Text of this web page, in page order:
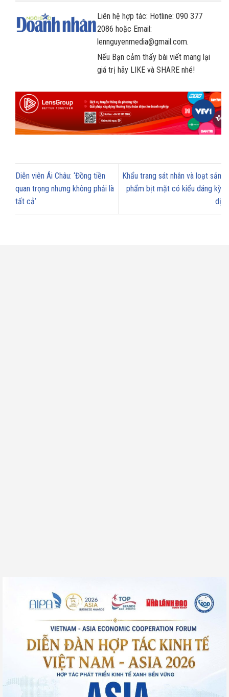
Liên hệ hợp tác: Hotline: 090 377
2086 hoặc Email:
lennguyenmedia@gmail.com.
Nếu Bạn cảm thấy bài viết mang lại
giá trị hãy LIKE và SHARE nhé!
Diễn viên Ái Châu: ‘Đồng tiền
quan trọng nhưng không phải là
tất cả’
Khẩu trang sát nhân và loạt sản
phẩm bịt mặt có kiểu dáng kỳ
dị